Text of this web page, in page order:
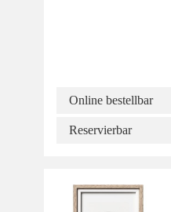
Online bestellbar
Reservierbar